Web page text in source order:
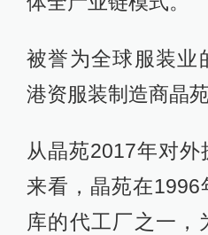
被誉为全球服装业
港资服装制造商晶
从晶苑2017年对
来看，晶苑在
库的代工厂之一，